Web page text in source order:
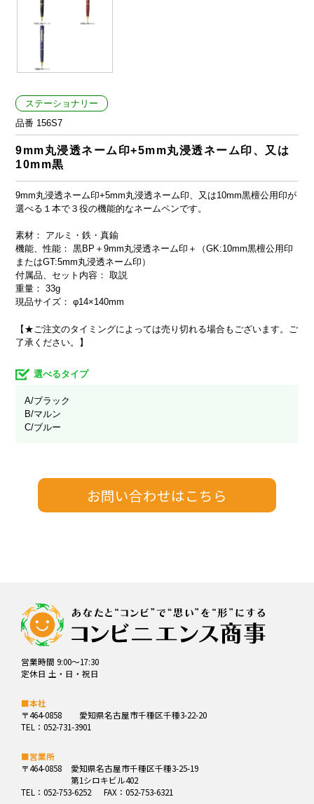
ステーショナリー
品番 156S7
9mm丸浸透ネーム印+5mm丸浸透ネーム印、又は
10mm黒
9mm丸浸透ネーム印+5mm丸浸透ネーム印、又は10mm黒檀公用印が
選べる１本で３役の機能的なネームペンです。
素材： アルミ・鉄・真鍮
機能、性能： 黒BP＋9mm丸浸透ネーム印＋（GK:10mm黒檀公用印
またはGT:5mm丸浸透ネーム印）
付属品、セット内容： 取説
重量： 33g
現品サイズ： φ14×140mm
【★ご注文のタイミングによっては売り切れる場合もございます。ご
了承ください。】
選べるタイプ
A/ブラック
B/マルン
C/ブルー
営業時間 9:00～17:30
定休日 土・日・祝日
■本社
〒464-0858
愛知県名古屋市千種区千種3-22-20
TEL：052-731-3901
■営業所
〒464-0858
愛知県名古屋市千種区千種3-25-19
第1シロキビル402
TEL：052-753-6252
FAX：052-753-6321